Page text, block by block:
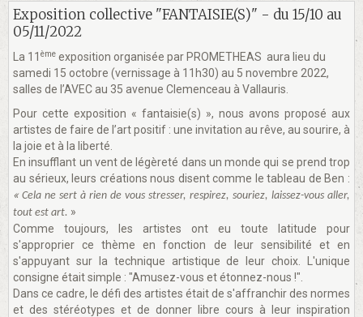
Exposition collective "FANTAISIE(S)" - du 15/10 au
05/11/2022
La 11 ème exposition organisée par PROMETHEAS aura lieu du
samedi 15 octobre (vernissage à 11h30) au 5 novembre 2022,
salles de l’AVEC au 35 avenue Clemenceau à Vallauris.
Pour cette exposition « fantaisie(s) », nous avons proposé aux
artistes de faire de l’art positif : une invitation au rêve, au sourire, à
la joie et à la liberté.
En insufflant un vent de légèreté dans un monde qui se prend trop
au sérieux, leurs créations nous disent comme le tableau de Ben :
« Cela ne sert à rien de vous stresser, respirez, souriez, laissez-vous aller,
tout est art. »
Comme toujours, les artistes ont eu toute latitude pour
s'approprier ce thème en fonction de leur sensibilité et en
s'appuyant sur la technique artistique de leur choix. L'unique
consigne était simple : "Amusez-vous et étonnez-nous !".
Dans ce cadre, le défi des artistes était de s'affranchir des normes
et des stéréotypes et de donner libre cours à leur inspiration